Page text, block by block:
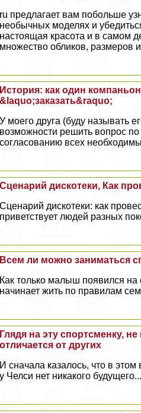
ru предлагает вам побольше
необычных моделях и
настоящая красота и в самом
множество обликов, размеров
История: как один
&laquo;заказать&raquo;
У моего друга (буду называть
возможности решить вопрос
согласованию всех
Сценарий дискотеки, Как
Сценарий дискотеки: как
приветствует людей разных
Всем ли можно заниматься
Как только малыш появился на
начинает жить по правилам
Глядя на эту спортсменку,
отличается от других
И сначала казалось, что в этом
у Челси нет никакого будущего...